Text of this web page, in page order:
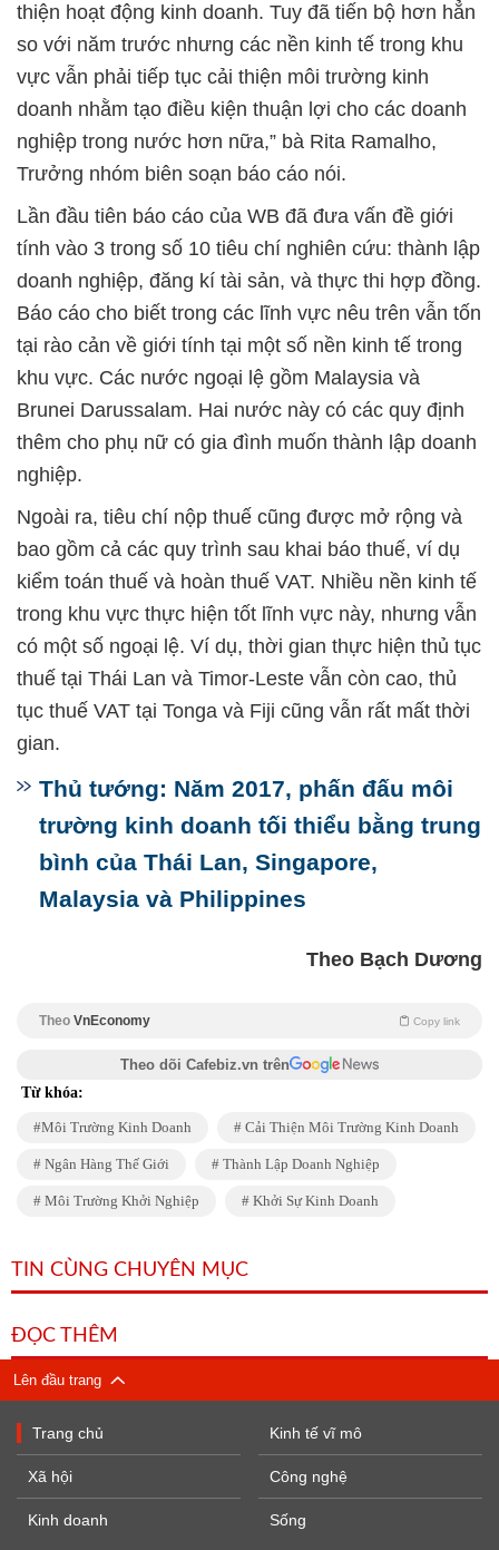
thiện hoạt động kinh doanh. Tuy đã tiến bộ hơn hẳn
so với năm trước nhưng các nền kinh tế trong khu
vực vẫn phải tiếp tục cải thiện môi trường kinh
doanh nhằm tạo điều kiện thuận lợi cho các doanh
nghiệp trong nước hơn nữa,” bà Rita Ramalho,
Trưởng nhóm biên soạn báo cáo nói.
Lần đầu tiên báo cáo của WB đã đưa vấn đề giới
tính vào 3 trong số 10 tiêu chí nghiên cứu: thành lập
doanh nghiệp, đăng kí tài sản, và thực thi hợp đồng.
Báo cáo cho biết trong các lĩnh vực nêu trên vẫn tốn
tại rào cản về giới tính tại một số nền kinh tế trong
khu vực. Các nước ngoại lệ gồm Malaysia và
Brunei Darussalam. Hai nước này có các quy định
thêm cho phụ nữ có gia đình muốn thành lập doanh
nghiệp.
Ngoài ra, tiêu chí nộp thuế cũng được mở rộng và
bao gồm cả các quy trình sau khai báo thuế, ví dụ
kiểm toán thuế và hoàn thuế VAT. Nhiều nền kinh tế
trong khu vực thực hiện tốt lĩnh vực này, nhưng vẫn
có một số ngoại lệ. Ví dụ, thời gian thực hiện thủ tục
thuế tại Thái Lan và Timor-Leste vẫn còn cao, thủ
tục thuế VAT tại Tonga và Fiji cũng vẫn rất mất thời
gian.
Thủ tướng: Năm 2017, phấn đấu môi
trường kinh doanh tối thiểu bằng trung
bình của Thái Lan, Singapore,
Malaysia và Philippines
Theo Bạch Dương
Theo VnEconomy Copy link
Theo dõi Cafebiz.vn trên
Từ khóa:
Môi Trường Kinh Doanh Cải Thiện Môi Trường Kinh Doanh
Ngân Hàng Thế Giới Thành Lập Doanh Nghiệp
Môi Trường Khởi Nghiệp Khởi Sự Kinh Doanh
TIN CÙNG CHUYÊN MỤC
ĐỌC THÊM
Lên đầu trang
Trang chủ
Xã hội
Kinh doanh
Kinh tế vĩ mô
Công nghệ
Sống